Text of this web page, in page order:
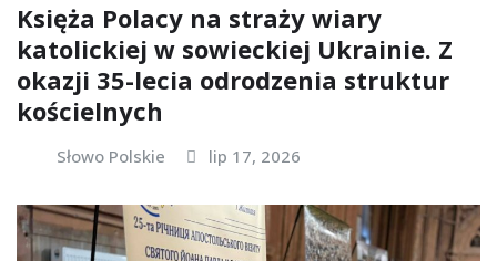
Księża Polacy na straży wiary
katolickiej w sowieckiej Ukrainie. Z
okazji 35-lecia odrodzenia struktur
kościelnych
Słowo Polskie lip 17, 2026